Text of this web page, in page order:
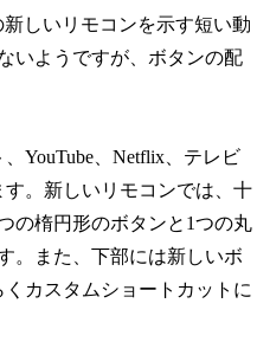
新しいリモコンを示す短い動
いようですが、ボタンの配
YouTube、Netflix、テレビ
。新しいリモコンでは、十
の楕円形のボタンと1つの丸
。また、下部には新しいボ
カスタムショートカットに